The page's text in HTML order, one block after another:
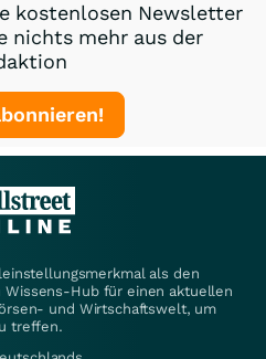
kostenlosen Newsletter
nichts mehr aus der
als den
Wissens-Hub für einen aktuellen
und Wirtschaftswelt, um
treffen.